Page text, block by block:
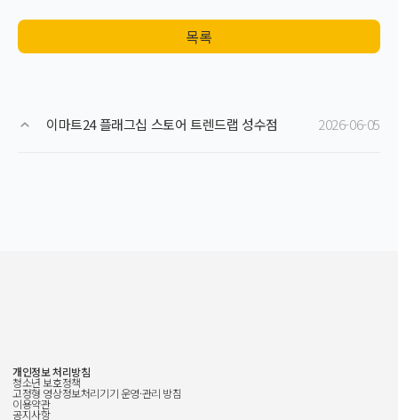
목록
이마트24 플래그십 스토어 트렌드랩 성수점 2026-06-05
개인정보 처리방침
청소년 보호정책
고정형 영상정보처리기기 운영·관리 방침
이용약관
공지사항